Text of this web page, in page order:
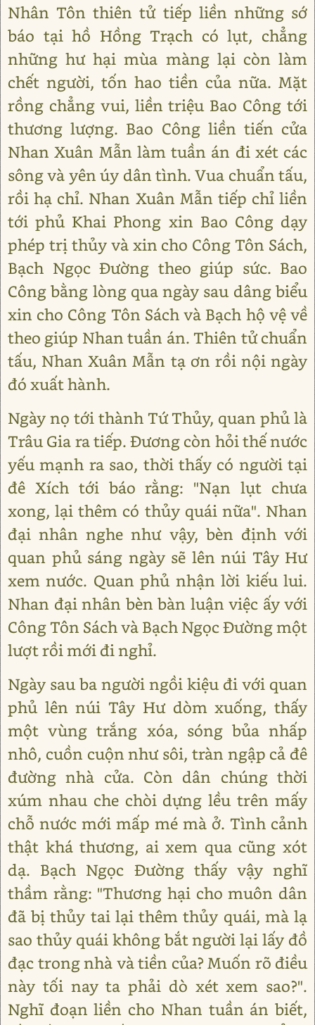
Nhân Tôn thiên tử tiếp liền những sớ
báo tại hồ Hồng Trạch có lụt, chẳng
những hư hại mùa màng lại còn làm
chết người, tốn hao tiền của nữa. Mặt
rồng chẳng vui, liền triệu Bao Công tới
thương lượng. Bao Công liền tiến cửa
Nhan Xuân Mẫn làm tuần án đi xét các
sông và yên úy dân tình. Vua chuẩn tấu,
rồi hạ chỉ. Nhan Xuân Mẫn tiếp chỉ liền
tới phủ Khai Phong xin Bao Công dạy
phép trị thủy và xin cho Công Tôn Sách,
Bạch Ngọc Đường theo giúp sức. Bao
Công bằng lòng qua ngày sau dâng biểu
xin cho Công Tôn Sách và Bạch hộ vệ về
theo giúp Nhan tuần án. Thiên tử chuẩn
tấu, Nhan Xuân Mẫn tạ ơn rồi nội ngày
đó xuất hành.
Ngày nọ tới thành Tứ Thủy, quan phủ là
Trâu Gia ra tiếp. Đương còn hỏi thế nước
yếu mạnh ra sao, thời thấy có người tại
đê Xích tới báo rằng: "Nạn lụt chưa
xong, lại thêm có thủy quái nữa". Nhan
đại nhân nghe như vậy, bèn định với
quan phủ sáng ngày sẽ lên núi Tây Hư
xem nước. Quan phủ nhận lời kiếu lui.
Nhan đại nhân bèn bàn luận việc ấy với
Công Tôn Sách và Bạch Ngọc Đường một
lượt rồi mới đi nghỉ.
Ngày sau ba người ngồi kiệu đi với quan
phủ lên núi Tây Hư dòm xuống, thấy
một vùng trắng xóa, sóng bủa nhấp
nhô, cuồn cuộn như sôi, tràn ngập cả đê
đường nhà cửa. Còn dân chúng thời
xúm nhau che chòi dựng lều trên mấy
chỗ nước mới mấp mé mà ở. Tình cảnh
thật khá thương, ai xem qua cũng xót
dạ. Bạch Ngọc Đường thấy vậy nghĩ
thầm rằng: "Thương hại cho muôn dân
đã bị thủy tai lại thêm thủy quái, mà lạ
sao thủy quái không bắt người lại lấy đồ
đạc trong nhà và tiền của? Muốn rõ điều
này tối nay ta phải dò xét xem sao?".
Nghĩ đoạn liền cho Nhan tuần án biết,